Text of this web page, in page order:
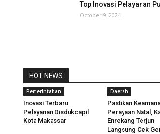
Top Inovasi Pelayanan
October 9, 2024
HOT NEWS
Pemerintahan
Inovasi Terbaru
Pelayanan Disdukcapil
Kota Makassar
Daerah
Pastikan
Perayaan Natal,
Enrekang Terjun
Langsung Cek